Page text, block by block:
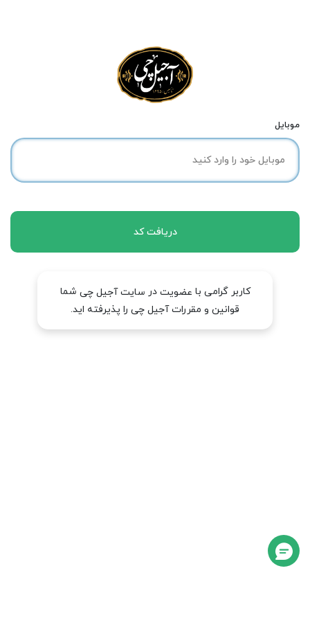
موبایل
دریافت کد
کاربر گرامی با عضویت در سایت آجیل چی شما
قوانین و مقررات آجیل چی را پذیرفته اید.